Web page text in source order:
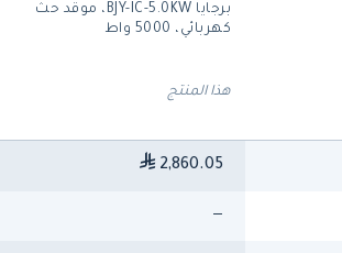
برجايا BJY-IC-5.0KW، موقد حث
كهربائي، 5000 واط
هذا المنتج
2,860.05
—